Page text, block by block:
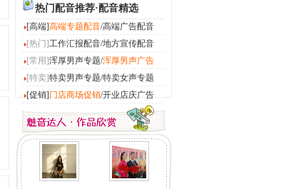
热门配音推荐·配音精选
[高端]高端专题配音/高端广告配音
[热门]工作汇报配音/地方宣传配音
[常用]浑厚男声专题/浑厚男声广告
[特卖]特卖男声专题/特卖女声专题
[促销]门店商场促销/开业店庆广告